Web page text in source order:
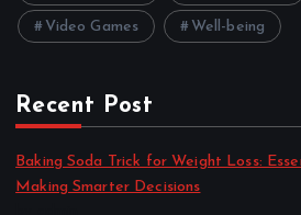
Video Games Well-being
Recent Post
Baking Soda Trick for Weight Loss:
Making Smarter Decisions